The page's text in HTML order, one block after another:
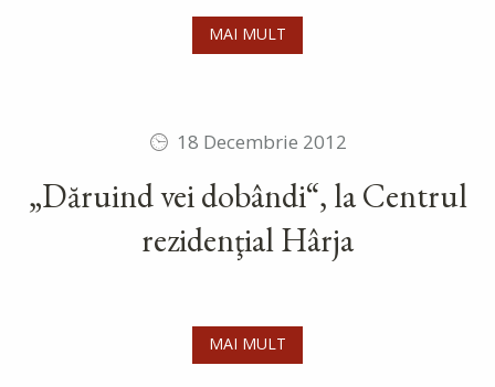
MAI MULT
18 Decembrie 2012
„Dăruind vei dobândi“, la Centrul
rezidenţial Hârja
MAI MULT